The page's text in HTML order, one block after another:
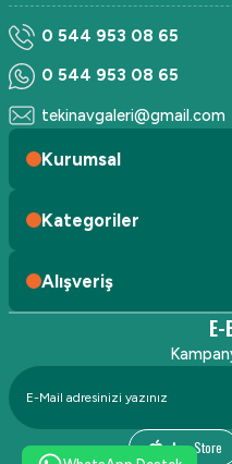
0 544 953 08 65
0 544 953 08 65
tekinavgaleri@gmail.com
Kurumsal
Kategoriler
Alışveriş
App Store